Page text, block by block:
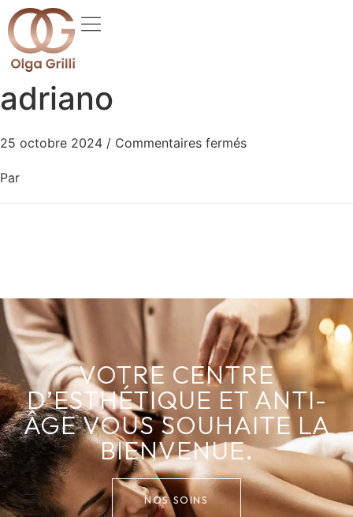
adriano
25 octobre 2024 / Commentaires fermés
Par
VOTRE CENTRE
D’ESTHÉTIQUE ET ANTI-
ÂGE VOUS SOUHAITE LA
BIENVENUE.
NOS SOINS